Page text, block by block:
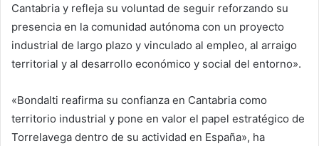
Cantabria y refleja su voluntad de seguir reforzando su
presencia en la comunidad autónoma con un proyecto
industrial de largo plazo y vinculado al empleo, al arraigo
territorial y al desarrollo económico y social del entorno».
«Bondalti reafirma su confianza en Cantabria como
territorio industrial y pone en valor el papel estratégico de
Torrelavega dentro de su actividad en España», ha